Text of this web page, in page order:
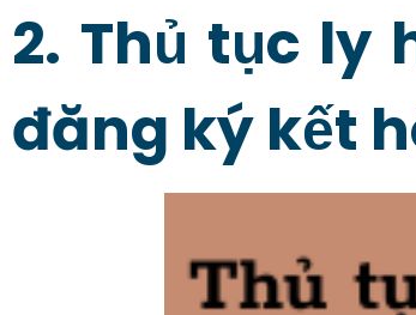
2. Thủ tục ly
đăng ký kết